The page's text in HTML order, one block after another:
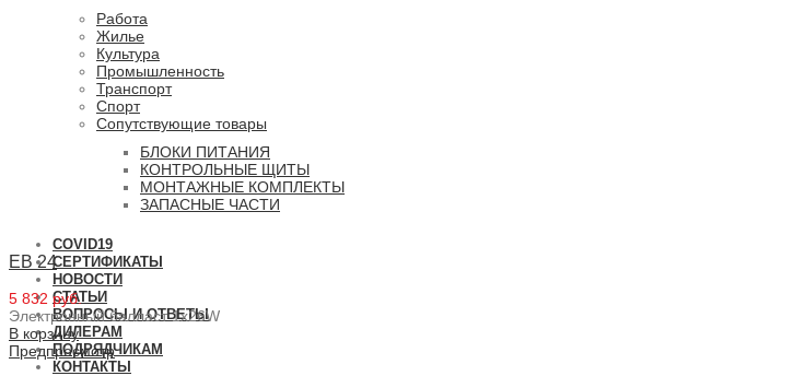
Работа
Жилье
Культура
Промышленность
Транспорт
Спорт
Сопутствующие товары
БЛОКИ ПИТАНИЯ
КОНТРОЛЬНЫЕ ЩИТЫ
МОНТАЖНЫЕ КОМПЛЕКТЫ
ЗАПАСНЫЕ ЧАСТИ
COVID19
СЕРТИФИКАТЫ
НОВОСТИ
СТАТЬИ
ВОПРОСЫ И ОТВЕТЫ
ДИЛЕРАМ
ПОДРЯДЧИКАМ
КОНТАКТЫ
EB 24
5 832 руб.
Электронный балласт 1x26W
В корзину
Предпросмотр